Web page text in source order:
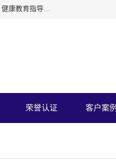
深圳运康达华科技有限公司以从事中多功能治疗仪的开发研制、生产制造、销售服务为核心，并以中医养生培训、健康教育指导为依托、秉承弘扬民族中医药、造福人类健康的精神理念，以祖国的医学名著《黄帝内经》为理论基础，结合现代医疗、保健养生等，创立了中药提速疗法，开辟了一条新的治疗途径。
荣誉认证 客户案例